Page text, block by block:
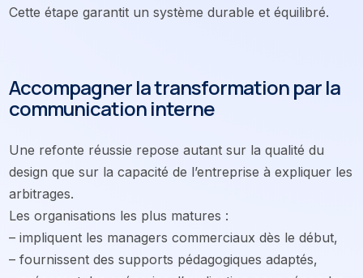
Cette étape garantit un système durable et équilibré.
Accompagner la transformation par la
communication interne
Une refonte réussie repose autant sur la qualité du
design que sur la capacité de l’entreprise à expliquer les
arbitrages.
Les organisations les plus matures :
– impliquent les managers commerciaux dès le début,
– fournissent des supports pédagogiques adaptés,